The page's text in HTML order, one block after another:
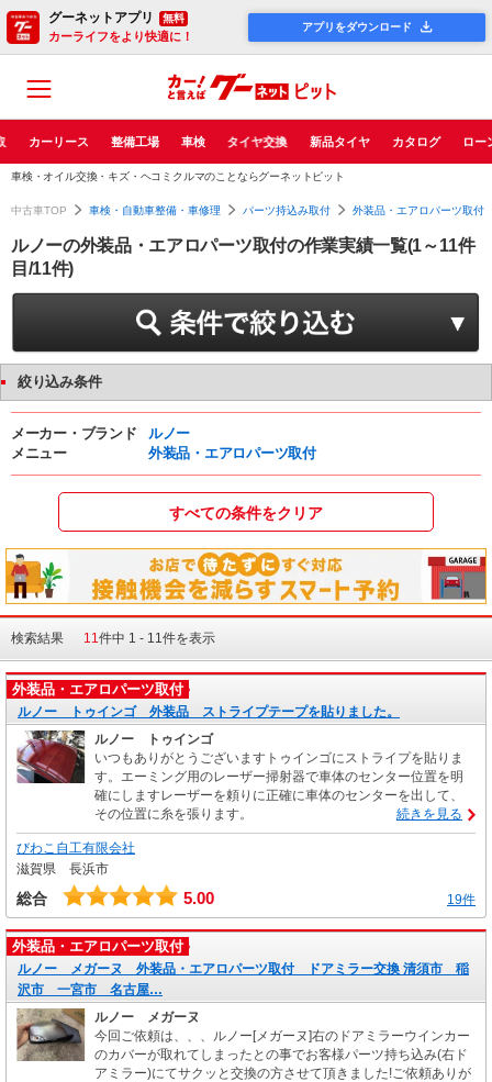
グーネットアプリ 無料
カーライフをより快適に！
アプリをダウンロード
カーリース 整備工場 車検 タイヤ交換 新品タイヤ カタログ ロー
車検・オイル交換・キズ・ヘコミクルマのことならグーネットピット
中古車TOP 車検・自動車整備・車修理 パーツ持込み取付 外装品・エアロパーツ取付
ルノーの外装品・エアロパーツ取付の作業実績一覧(1～11件
目/11件)
絞り込み条件
メーカー・ブランド
ルノー
メニュー
外装品・エアロパーツ取付
検索結果 11件中 1 - 11件を表示
外装品・エアロパーツ取付
ルノー トゥインゴ 外装品 ストライプテープを貼りました。
ルノー トゥインゴ
いつもありがとうございますトゥインゴにストライプを貼りま
す。エーミング用のレーザー掃射器で車体のセンター位置を明
確にしますレーザーを頼りに正確に車体のセンターを出して、
その位置に糸を張ります。
続きを見る
びわこ自工有限会社
滋賀県 長浜市
総合 5.00 19件
外装品・エアロパーツ取付
ルノー メガーヌ 外装品・エアロパーツ取付 ドアミラー交換 清須市 稲
沢市 一宮市 名古屋…
ルノー メガーヌ
今回ご依頼は、、、ルノー[メガーヌ]右のドアミラーウインカー
のカバーが取れてしまったとの事でお客様パーツ持ち込み(右ド
アミラー)にてサクッと交換の方させて頂きました!ご依頼ありが